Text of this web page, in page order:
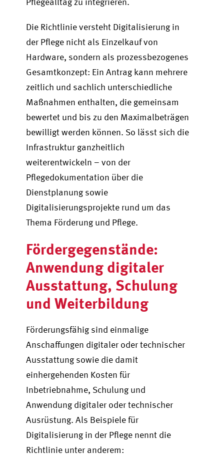
Die Richtlinie versteht Digitalisierung in
der Pflege nicht als Einzelkauf von
Hardware, sondern als prozessbezogenes
Gesamtkonzept: Ein Antrag kann mehrere
zeitlich und sachlich unterschiedliche
Maßnahmen enthalten, die gemeinsam
bewertet und bis zu den Maximalbeträgen
bewilligt werden können. So lässt sich die
Infrastruktur ganzheitlich
weiterentwickeln – von der
Pflegedokumentation über die
Dienstplanung sowie
Digitalisierungsprojekte rund um das
Thema Förderung und Pflege.
Fördergegenstände:
Anwendung digitaler
Ausstattung, Schulung
und Weiterbildung
Förderungsfähig sind einmalige
Anschaffungen digitaler oder technischer
Ausstattung sowie die damit
einhergehenden Kosten für
Inbetriebnahme, Schulung und
Anwendung digitaler oder technischer
Ausrüstung. Als Beispiele für
Digitalisierung in der Pflege nennt die
Richtlinie unter anderem: